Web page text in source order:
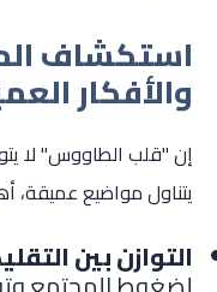
استكشاف
والأفكار
إن "قلب الطاووس" لا
يتناول مواضيع عميقة،
التوازن بين